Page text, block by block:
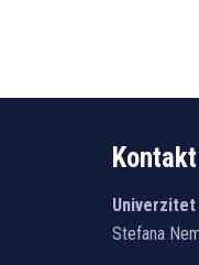
Kontakt
Univerzitet
Stefana